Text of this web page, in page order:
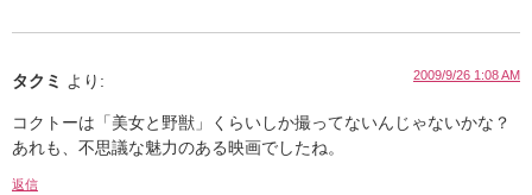
タクミ より: 2009/9/26 1:08 AM
コクトーは「美女と野獣」くらいしか撮ってないんじゃないかな？
あれも、不思議な魅力のある映画でしたね。
返信